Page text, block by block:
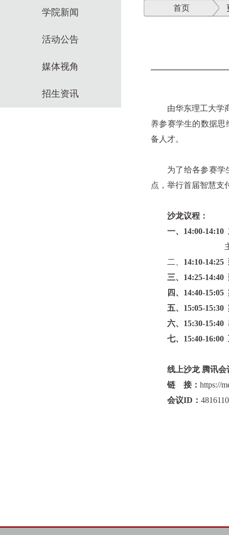
学院新闻
活动公告
媒体视角
招生资讯
首页
由华东理工大学
养参赛学生的数据
备人才。
为了给各参赛学
点，举行首届智慧支
沙龙议程：
一、 14:00-14:10
主持人：华东
二、 14:10-14:25
三、14:25-14:40
四、14:40-15:05
五、15:05-15:30
六、15:30-
七、15:40-
线上沙龙 腾讯会
链 接： https://
会议ID：